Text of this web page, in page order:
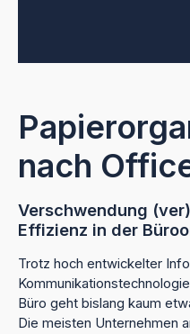
nach
Verschwendung
Effizienz in der
Trotz hoch entwickelter
Büro geht bislang kaum
Die meisten Unternehmen